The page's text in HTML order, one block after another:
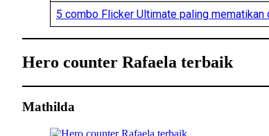
5 combo Flicker Ultimate paling
Hero counter Rafaela terbaik
Mathilda